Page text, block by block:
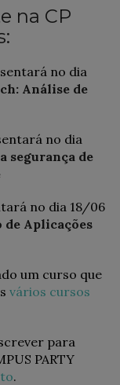
na CP
no dia
Análise de
no dia
segurança de
no dia 18/06
Aplicações
um curso que
vários cursos
para
PARTY
.